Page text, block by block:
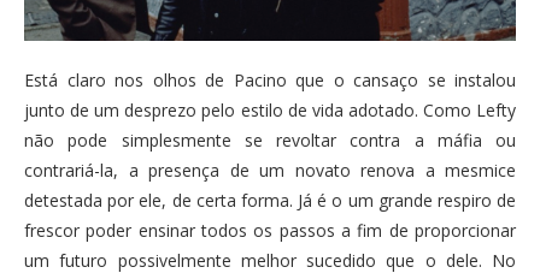
Está claro nos olhos de Pacino que o cansaço se instalou
junto de um desprezo pelo estilo de vida adotado. Como Lefty
não pode simplesmente se revoltar contra a máfia ou
contrariá-la, a presença de um novato renova a mesmice
detestada por ele, de certa forma. Já é o um grande respiro de
frescor poder ensinar todos os passos a fim de proporcionar
um futuro possivelmente melhor sucedido que o dele. No